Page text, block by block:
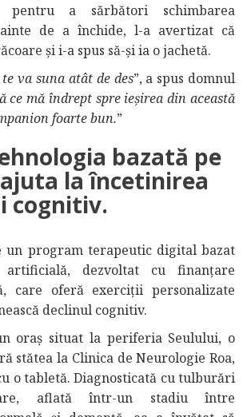
pentru a sărbători schimbarea
de a închide, l-a avertizat că
și i-a spus să-și ia o jachetă.
va suna atât de des”, a spus domnul
ce mă îndrept spre ieșirea din această
foarte bun.”
bazată pe
la încetinirea
cognitiv.
un program terapeutic digital bazat
dezvoltat cu finanțare
care oferă exerciții personalizate
declinul cognitiv.
oraș situat la periferia Seulului, o
stătea la Clinica de Neurologie Roa,
o tabletă. Diagnosticată cu tulburări
aflată într-un stadiu între